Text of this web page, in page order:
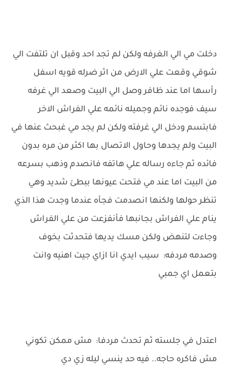
دخلت مي الي الغرفه ولكن لم تجد احد وقبل ان تلتفت الي
شوقي وقعت علي الارض من اثر ضرله قويه اسفل
رأسها اما عند ظافر وصل الي البيت وصعد الي غرفه
سيف فوجده نائم وجميله نائمه علي الفراش الاخر
فابتسم ودخل الي غرفته ولكن لم يجد مي غبحث عنها في
البيت ولم يجدها وحاول الاتصال بها اكثر من مره بدون
فائده ثم جاءه رساله علي هاتفه فانصدم وذهب بسرعه
من البيت اما عند مي فتحت عيونها ببطئ شديد وهي
تنظر حولها ولكنها انصدمت فجأه عندما وجدت هذا الذي
ينام علي الفراش بجانبها فأنفزعت من علي الفراش
وجاءت لتنهض ولكن مسك يديها فتحدثت بخوف
وصدمه مردفه: سيب ايدي انا ازاي جيت اهنيه وانت
بتعمل اي جمبي
اعتدل في جلسته ثم تحدث مردفا: مش ممكن تكوني
مش فاكره حاجه.. فيه حد ينسي ليله زي دي